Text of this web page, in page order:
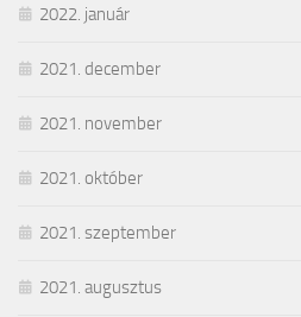
2022. január
2021. december
2021. november
2021. október
2021. szeptember
2021. augusztus